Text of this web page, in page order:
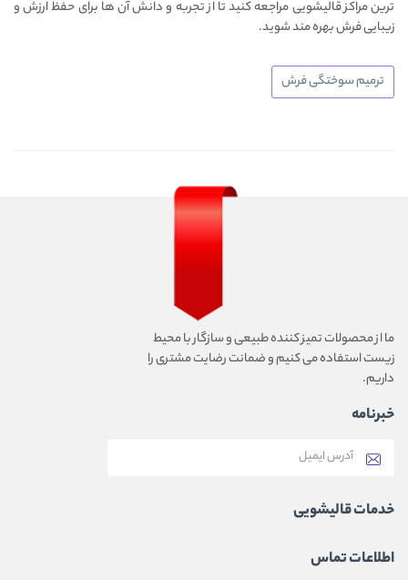
‌ترین مراکز قالیشویی مراجعه کنید تا از تجربه و دانش آن ها برای حفظ ارزش و
زیبایی فرش بهره‌ مند شوید.
ترمیم سوختگی فرش
ما از محصولات تمیز کننده طبیعی و سازگار با محیط
زیست استفاده می کنیم و ضمانت رضایت مشتری را
داریم.
خبرنامه
خدمات قالیشویی
اطلاعات تماس